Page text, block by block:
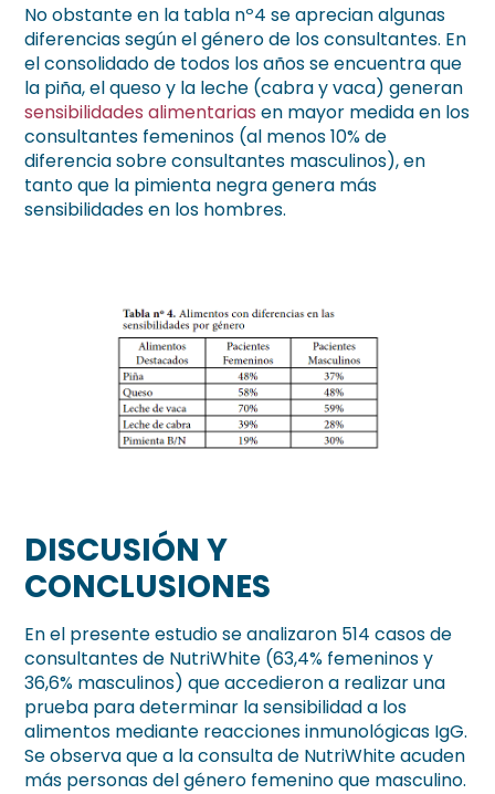
No obstante en la tabla nº4 se aprecian algunas
diferencias según el género de los consultantes. En
el consolidado de todos los años se encuentra que
la piña, el queso y la leche (cabra y vaca) generan
sensibilidades alimentarias en mayor medida en los
consultantes femeninos (al menos 10% de
diferencia sobre consultantes masculinos), en
tanto que la pimienta negra genera más
sensibilidades en los hombres.
DISCUSIÓN Y
CONCLUSIONES
En el presente estudio se analizaron 514 casos de
consultantes de NutriWhite (63,4% femeninos y
36,6% masculinos) que accedieron a realizar una
prueba para determinar la sensibilidad a los
alimentos mediante reacciones inmunológicas IgG.
Se observa que a la consulta de NutriWhite acuden
más personas del género femenino que masculino.